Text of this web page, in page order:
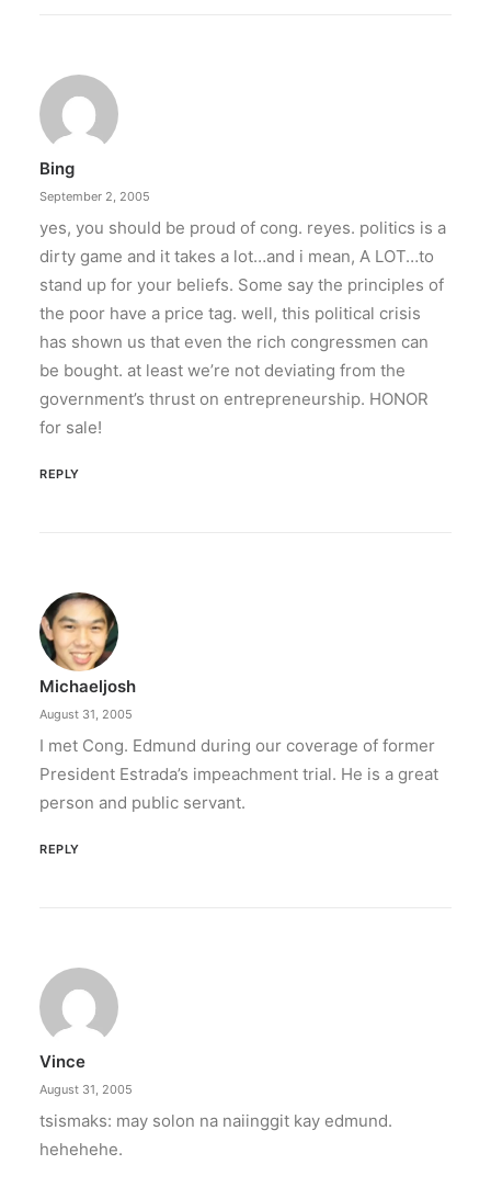
Bing
September 2, 2005
yes, you should be proud of cong. reyes. politics is a
dirty game and it takes a lot…and i mean, A LOT…to
stand up for your beliefs. Some say the principles of
the poor have a price tag. well, this political crisis
has shown us that even the rich congressmen can
be bought. at least we’re not deviating from the
government’s thrust on entrepreneurship. HONOR
for sale!
REPLY
Michaeljosh
August 31, 2005
I met Cong. Edmund during our coverage of former
President Estrada’s impeachment trial. He is a great
person and public servant.
REPLY
Vince
August 31, 2005
tsismaks: may solon na naiinggit kay edmund.
hehehehe.